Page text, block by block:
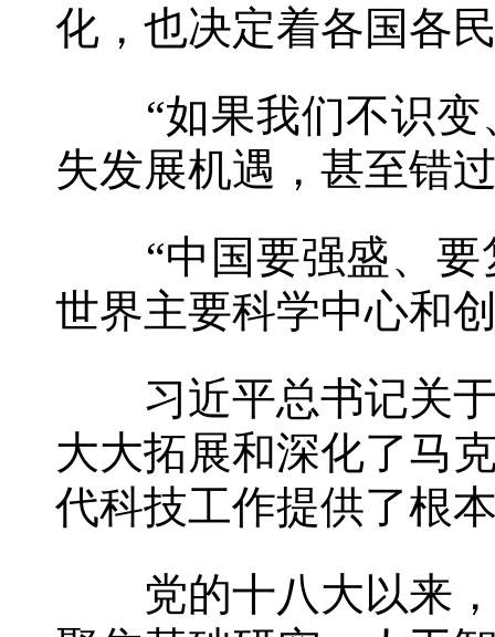
化，也决定着各国各
“如果我们不识变
失发展机遇，甚至错
“中国要强盛、要
世界主要科学中心和
习近平总书记关于
大大拓展和深化了马
代科技工作提供了根
党的十八大以来，